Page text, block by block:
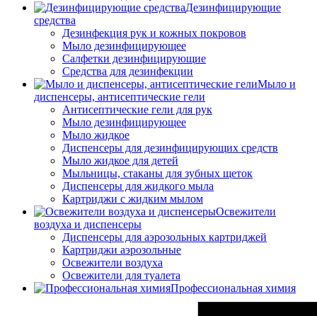
Дезинфицирующие
средства
Дезинфекция рук и кожных покровов
Мыло дезинфицирующее
Салфетки дезинфицирующие
Средства для дезинфекции
Мыло и
диспенсеры, антисептические гели
Антисептические гели для рук
Мыло дезинфицирующее
Мыло жидкое
Диспенсеры для дезинфицирующих средств
Мыло жидкое для детей
Мыльницы, стаканы для зубных щеток
Диспенсеры для жидкого мыла
Картриджи с жидким мылом
Освежители
воздуха и диспенсеры
Диспенсеры для аэрозольных картриджей
Картриджи аэрозольные
Освежители воздуха
Освежители для туалета
Профессиональная химия